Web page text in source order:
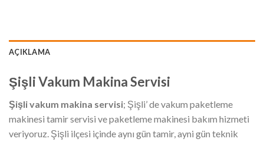
AÇIKLAMA
ŞişliVakum Makina Servisi
Şişlivakum makina servisi; Şişli’ de vakum paketleme
makinesi tamir servisi ve paketleme makinesi bakım hizmeti
veriyoruz. Şişli ilçesi içinde aynı gün tamir, ayni gün teknik